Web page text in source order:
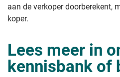
aan de verkoper doorberekent,
koper.
Lees meer in
kennisbank of